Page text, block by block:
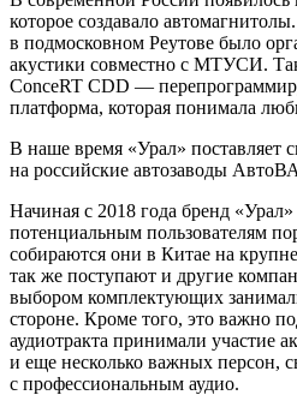
которое создавало
в подмосковном Реутове было
акустики совместно с МТУСИ.
ConceRT CDD —
платформа, которая понимала
В наше время «Урал» поставляет
на российские автозаводы
Начиная с 2018 года бренд «Урал»
потенциальным пользователям
собираются они в Китае на
так же поступают и другие
выбором комплектующих
стороне. Кроме того, это важно
аудиотракта принимали
и еще несколько важных персон,
с профессиональным аудио.